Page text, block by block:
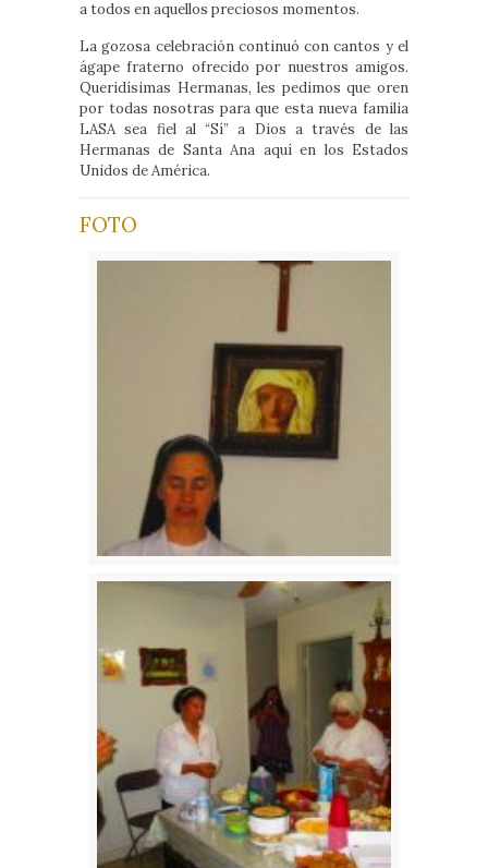
a todos en aquellos preciosos momentos.
La gozosa celebración continuó con cantos y el
ágape fraterno ofrecido por nuestros amigos.
Queridísimas Hermanas, les pedimos que oren
por todas nosotras para que esta nueva familia
LASA sea fiel al “Sí” a Dios a través de las
Hermanas de Santa Ana aquí en los Estados
Unidos de América.
FOTO